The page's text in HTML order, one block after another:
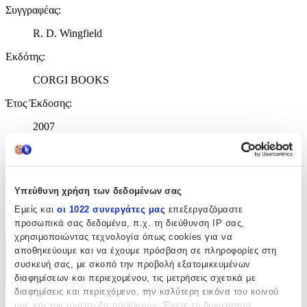
Υπεύθυνη χρήση των δεδομένων σας
Εμείς και οι 1022 συνεργάτες μας επεξεργαζόμαστε
προσωπικά σας δεδομένα, π.χ. τη διεύθυνση IP σας,
χρησιμοποιώντας τεχνολογία όπως cookies για να
αποθηκεύουμε και να έχουμε πρόσβαση σε πληροφορίες στη
συσκευή σας, με σκοπό την προβολή εξατομικευμένων
διαφημίσεων και περιεχομένου, τις μετρήσεις σχετικά με
διαφημίσεις και περιεχόμενο, την καλύτερη εικόνα του κοινού
Συγγραφέας:
R. D. Wingfield
Εκδότης:
CORGI BOOKS
Έτος Έκδοσης:
2007
Αριθμός Σελίδων
Γλώσσα:
Αγγλικά
Χαρακτηριστικά
+